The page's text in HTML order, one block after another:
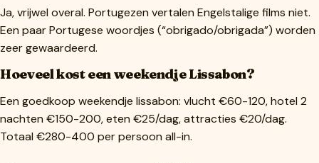
Ja, vrijwel overal. Portugezen vertalen Engelstalige films niet.
Een paar Portugese woordjes (“obrigado/obrigada”) worden
zeer gewaardeerd.
Hoeveel kost een weekendje Lissabon?
Een goedkoop weekendje lissabon: vlucht €60-120, hotel 2
nachten €150-200, eten €25/dag, attracties €20/dag.
Totaal €280-400 per persoon all-in.